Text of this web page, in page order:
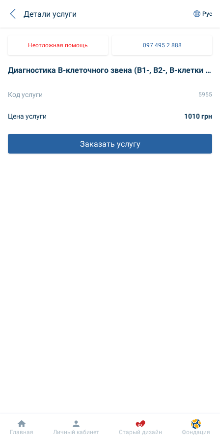
Детали услуги Рус
Неотложная помощь 097 495 2 888
Диагностика В-клеточного звена (В1-, В2-, В-клетки памяти)
Код услуги 5955
Цена услуги 1010 грн
Заказать услугу
Добробут Информация Пациенту
Главная Личный кабинет Старый дизайн Фондация